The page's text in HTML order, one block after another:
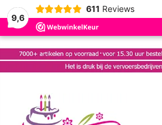
9,6
611 Reviews